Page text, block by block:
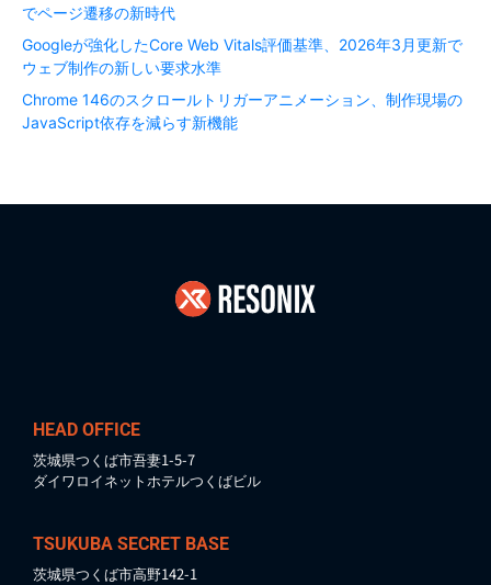
でページ遷移の新時代
Googleが強化したCore Web Vitals評価基準、2026年3月更新で
ウェブ制作の新しい要求水準
Chrome 146のスクロールトリガーアニメーション、制作現場の
JavaScript依存を減らす新機能
HEAD OFFICE
茨城県つくば市吾妻1-5-7
ダイワロイネットホテルつくばビル
TSUKUBA SECRET BASE
茨城県つくば市高野142-1